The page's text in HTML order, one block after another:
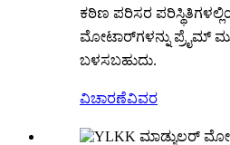
ಕಠಿಣ ಪರಿಸರ
ಮೋಟಾರ್‌ಗಳನ್ನು ಪ್ರೈಮ್
ಬಳಸಬಹುದು.
ವಿಚಾರಣೆವಿವರ